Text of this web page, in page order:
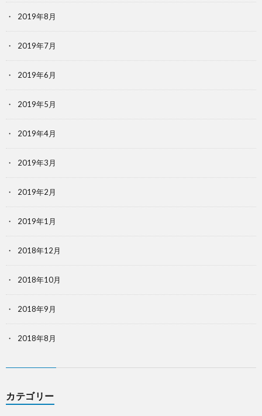
2019年8月
2019年7月
2019年6月
2019年5月
2019年4月
2019年3月
2019年2月
2019年1月
2018年12月
2018年10月
2018年9月
2018年8月
カテゴリー